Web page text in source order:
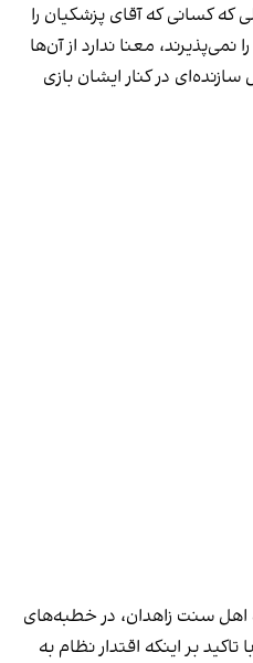
که کسانی که آقای پزشکیان را
معنا ندارد از آن‌ها
در کنار ایشان بازی
سنت زاهدان، در خطبه‌های
اقتدار نظام به